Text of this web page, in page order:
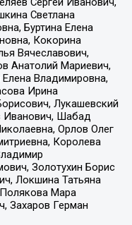
Светлана
Буртина Елена
Кокорина
Вячеславович,
Анатолий Мариевич,
Владимировна,
Ирина
Лукашевский
Иванович, Шабад
Орлов Олег
Королева
Золотухин Борис
Локшина Татьяна
Мара
Захаров Герман